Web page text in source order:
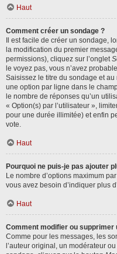
Haut
Comment créer un sondage ?
Il est facile de créer un sondage,
la modification du premier
permissions), cliquez sur l’onglet
le voyez pas, vous n’avez
Saisissez le titre du sondage et
une option par ligne dans le
le nombre de réponses qu’un
« Option(s) par l’utilisateur »,
pour une durée illimitée) et enfin
vote.
Haut
Pourquoi ne puis-je pas ajouter
Le nombre d’options maximum
vous avez besoin d’indiquer plus
Haut
Comment modifier ou supprimer
Comme pour les messages, les
l’auteur original, un modérateur